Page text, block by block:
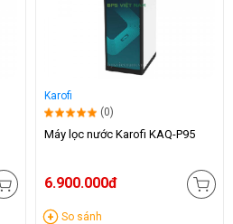
Karofi
(0)
Máy lọc nước Karofi KAQ-P95
6.900.000đ
So sánh